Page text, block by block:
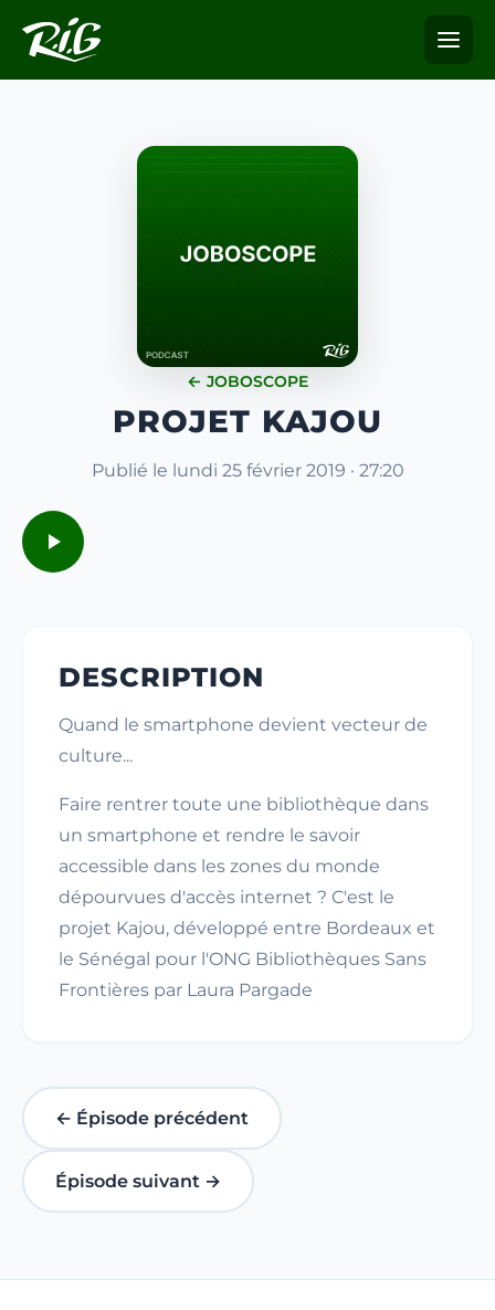
← JOBOSCOPE
PROJET KAJOU
Publié le lundi 25 février 2019 · 27:20
DESCRIPTION
Quand le smartphone devient vecteur de
culture...
Faire rentrer toute une bibliothèque dans
un smartphone et rendre le savoir
accessible dans les zones du monde
dépourvues d'accès internet ? C'est le
projet Kajou, développé entre Bordeaux et
le Sénégal pour l'ONG Bibliothèques Sans
Frontières par Laura Pargade
← Épisode précédent
Épisode suivant →